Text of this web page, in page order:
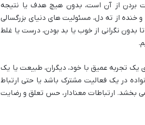
بردن از آن است، بدون هیچ هدف یا نتیجه
خنده از ته دل، مسئولیت های دنیای بزرگسالی
بدون نگرانی از خوب یا بد بودن، درست یا غلط
یک تجربه عمیق با خود، دیگران، طبیعت یا یک
در یک فعالیت مشترک باشد یا حتی ارتباط
بخشد. ارتباطات معنادار، حس تعلق و رضایت